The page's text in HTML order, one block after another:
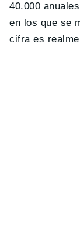
40.000
en los que se
cifra es